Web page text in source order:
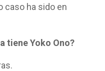
caso ha sido en
tiene Yoko Ono?